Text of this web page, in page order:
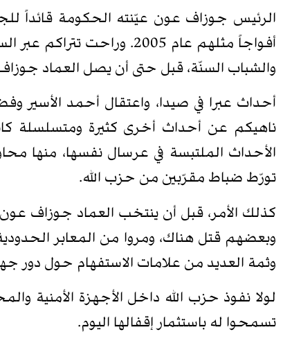
أفواجاً مثلهم عام 2005.
والشباب السنّة، قبل حتى أن يصل العماد
ناهيكم عن أحداث أخرى كثيرة ومتسلسلة
الأحداث الملتبسة في عرسال نفسها، منها
تورّط ضباط مقرّبين من حزب الله.
كذلك الأمر، قبل أن ينتخب العماد جوزاف عون
وبعضهم قتل هناك، ومروا من المعابر
وثمة العديد من علامات الاستفهام حول دور
لولا نفوذ حزب الله داخل الأجهزة الأمنية
تسمحوا له باستثمار إقفالها اليوم.